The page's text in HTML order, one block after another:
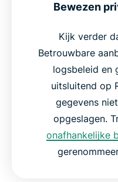
Bewezen
Kijk verder
Betrouwbare
logsbeleid en
uitsluitend op
gegevens
opgeslagen.
onafhankelijke